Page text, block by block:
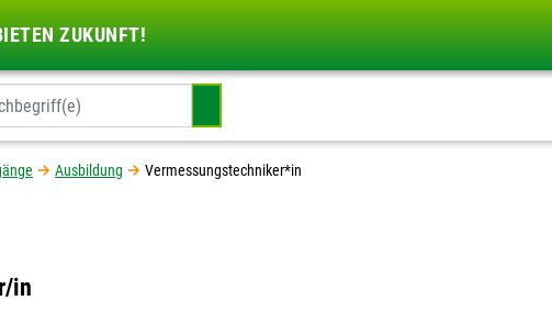
ZUKUNFT!
Ausbildung Vermessungstechniker*in
in